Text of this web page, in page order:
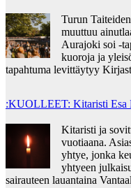
Turun
muuttuu
Aurajoki soi -
kuoroja ja
tapahtuma levittäytyy
:KUOLLEET: Kitaristi Esa
Kitaristi ja
vuotiaana.
yhtye, jonka
yhtyeen
sairauteen lauantaina